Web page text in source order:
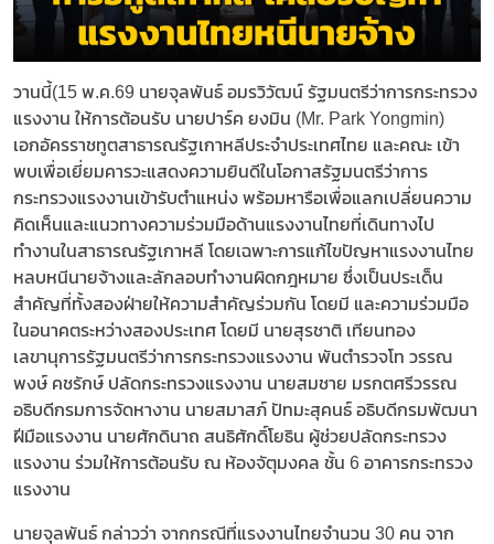
วานนี้(15 พ.ค.69 นายจุลพันธ์ อมรวิวัฒน์ รัฐมนตรีว่าการกระทรวง
แรงงาน ให้การต้อนรับ นายปาร์ค ยงมิน (Mr. Park Yongmin)
เอกอัครราชทูตสาธารณรัฐเกาหลีประจำประเทศไทย และคณะ เข้า
พบเพื่อเยี่ยมคารวะแสดงความยินดีในโอกาสรัฐมนตรีว่าการ
กระทรวงแรงงานเข้ารับตำแหน่ง พร้อมหารือเพื่อแลกเปลี่ยนความ
คิดเห็นและแนวทางความร่วมมือด้านแรงงานไทยที่เดินทางไป
ทำงานในสาธารณรัฐเกาหลี โดยเฉพาะการแก้ไขปัญหาแรงงานไทย
หลบหนีนายจ้างและลักลอบทำงานผิดกฎหมาย ซึ่งเป็นประเด็น
สำคัญที่ทั้งสองฝ่ายให้ความสำคัญร่วมกัน โดยมี และความร่วมมือ
ในอนาคตระหว่างสองประเทศ โดยมี นายสุรชาติ เทียนทอง
เลขานุการรัฐมนตรีว่าการกระทรวงแรงงาน พันตำรวจโท วรรณ
พงษ์ คชรักษ์ ปลัดกระทรวงแรงงาน นายสมชาย มรกตศรีวรรณ
อธิบดีกรมการจัดหางาน นายสมาสภ์ ปัทมะสุคนธ์ อธิบดีกรมพัฒนา
ฝีมือแรงงาน นายศักดินาถ สนธิศักดิ์โยธิน ผู้ช่วยปลัดกระทรวง
แรงงาน ร่วมให้การต้อนรับ ณ ห้องจัตุมงคล ชั้น 6 อาคารกระทรวง
แรงงาน
นายจุลพันธ์ กล่าวว่า จากกรณีที่แรงงานไทยจำนวน 30 คน จาก